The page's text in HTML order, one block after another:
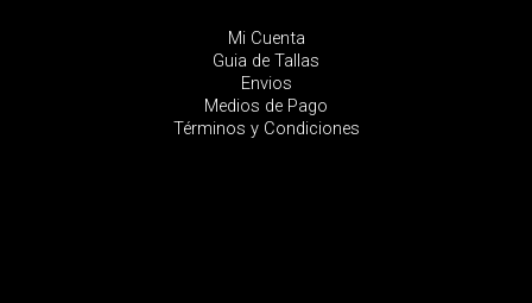
Mi Cuenta
Guia de Tallas
Envios
Medios de Pago
Términos y Condiciones